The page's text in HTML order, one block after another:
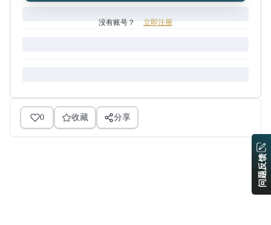
没有账号？ 立即注册
0 收藏 分享
问题反馈